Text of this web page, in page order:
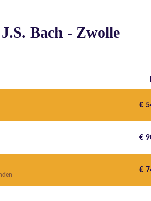
Bach - Zwolle
€
€
€